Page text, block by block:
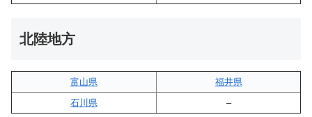
北陸地方
富山県
福井県
石川県
–